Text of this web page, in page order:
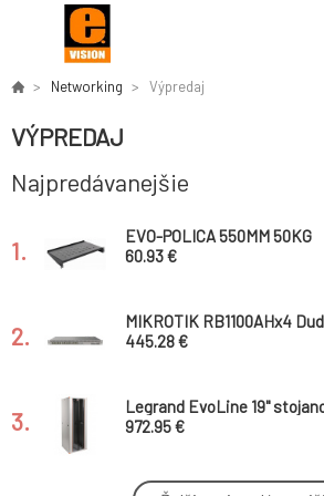
Networking Výpredaj
VÝPREDAJ
Najpredávanejšie
1.
EVO-POLICA 550MM 50KG
60.93 €
2.
MIKROTIK RB1100AHx4
RouterOS L6, indoor case
445.28 €
3.
Legrand EvoLine 19"
42U, 800X800 mm, 1000kg,
972.95 €
Legrand DVERE PREDNE